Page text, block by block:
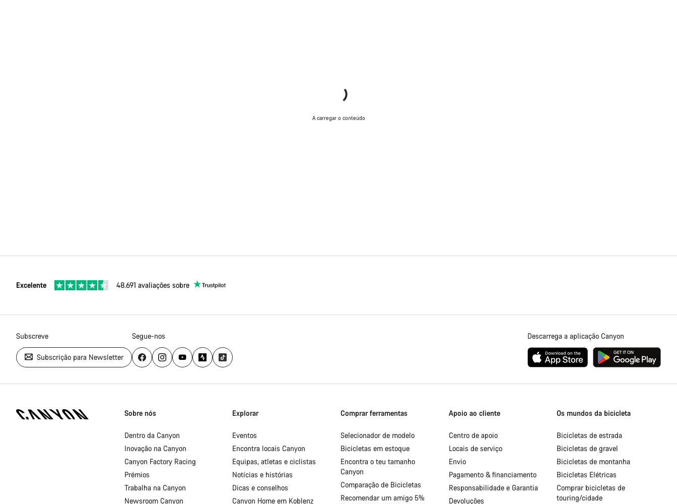
A carregar o conteúdo
Excelente 48.691 avaliações sobre
Subscreve
Subscrição para Newsletter
Segue-nos Descarrega a aplicação Canyon
da
inicial
Canyon
Sobre nós
Dentro da Canyon
Inovação na Canyon
Canyon Factory Racing
Prémios
Trabalha na Canyon
Newsroom Canyon
Explorar
Eventos
Encontra locais Canyon
Equipas, atletas e ciclistas
Notícias e histórias
Dicas e conselhos
Canyon Home em Koblenz
Comprar ferramentas
Selecionador de modelo
Bicicletas em estoque
Encontra o teu tamanho
Canyon
Comparação de Bicicletas
Recomendar um amigo 5%
Apoio ao cliente
Centro de apoio
Locais de serviço
Envio
Pagamento & financiamento
Responsabilidade e Garantia
Devoluções
Os mundos da bicicleta
Bicicletas de estrada
Bicicletas de gravel
Bicicletas de montanha
Bicicletas Elétricas
Comprar bicicletas de
touring/cidade